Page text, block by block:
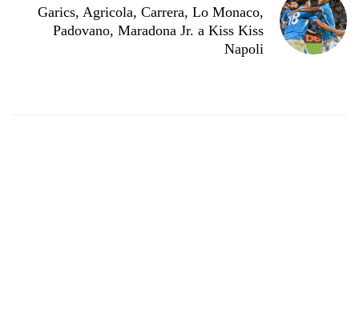
Garics, Agricola, Carrera, Lo Monaco,
Padovano, Maradona Jr. a Kiss Kiss
Napoli